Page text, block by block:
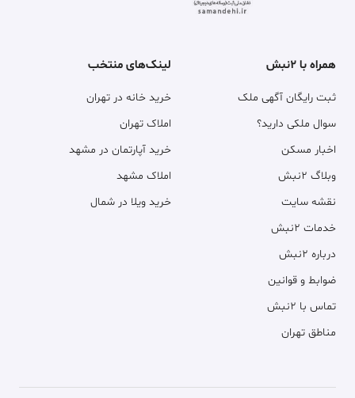
همراه با ۲نبش
ثبت رایگان آگهی ملک
سوال ملکی دارید؟
اخبار مسکن
وبلاگ ۲نبش
نقشه سایت
خدمات ۲نبش
درباره ۲نبش
ضوابط و قوانین
تماس با ۲نبش
مناطق تهران
لینک‌های منتخب
خرید خانه در تهران
املاک تهران
خرید آپارتمان در مشهد
املاک مشهد
خرید ویلا در شمال